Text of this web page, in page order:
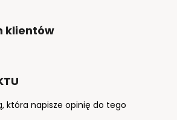
klientów
która napisze opinię do tego